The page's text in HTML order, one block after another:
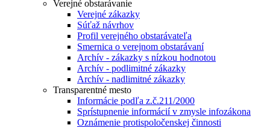
Verejné obstarávanie
Verejné zákazky
Súťaž návrhov
Profil verejného obstarávateľa
Smernica o verejnom obstarávaní
Archív - zákazky s nízkou hodnotou
Archív - podlimitné zákazky
Archív - nadlimitné zákazky
Transparentné mesto
Informácie podľa z.č.211/2000
Sprístupnenie informácií v zmysle infozákona
Oznámenie protispoločenskej činnosti